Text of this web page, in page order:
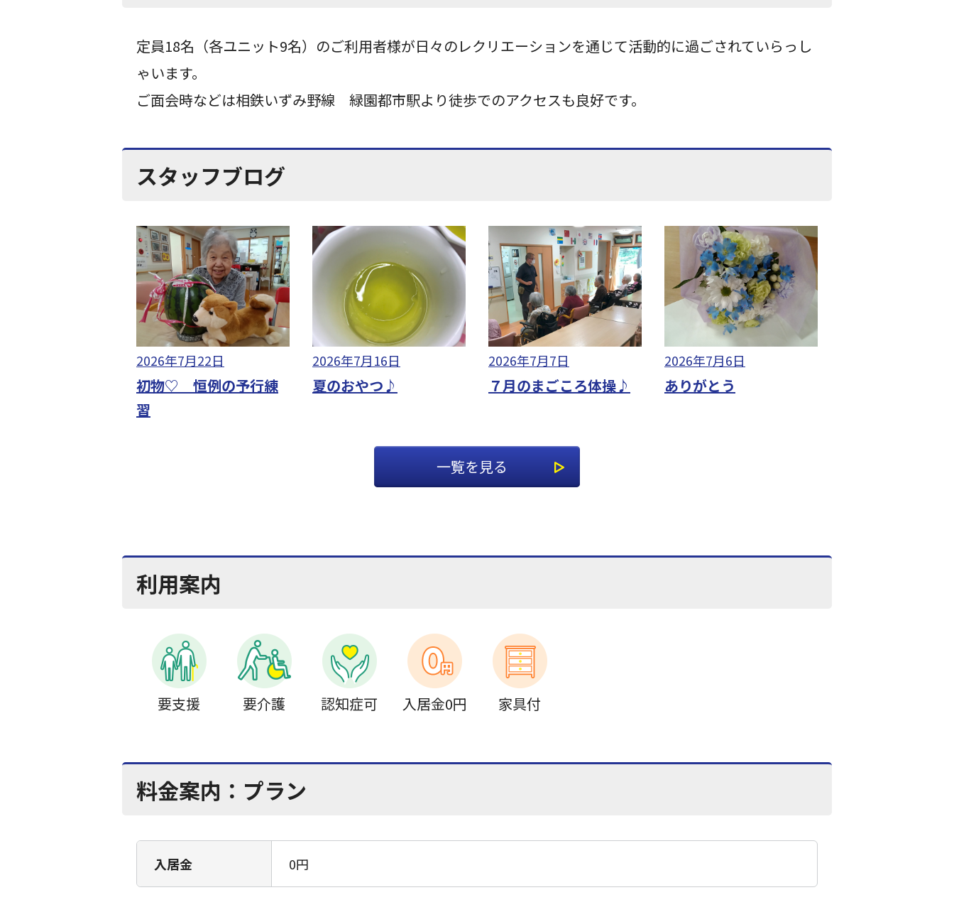
定員18名（各ユニット9名）のご利用者様が日々のレクリエーションを通じて活動的に過ごされていらっし
ゃいます。
ご面会時などは相鉄いずみ野線 緑園都市駅より徒歩でのアクセスも良好です。
スタッフブログ
2026年7月22日
初物♡ 恒例の予行練
習
2026年7月16日
夏のおやつ♪
2026年7月7日
７月のまごころ体操♪
2026年7月6日
ありがとう
一覧を見る
利用案内
要支援 要介護 認知症可 入居金0円 家具付
料金案内： プラン
入居金 0円